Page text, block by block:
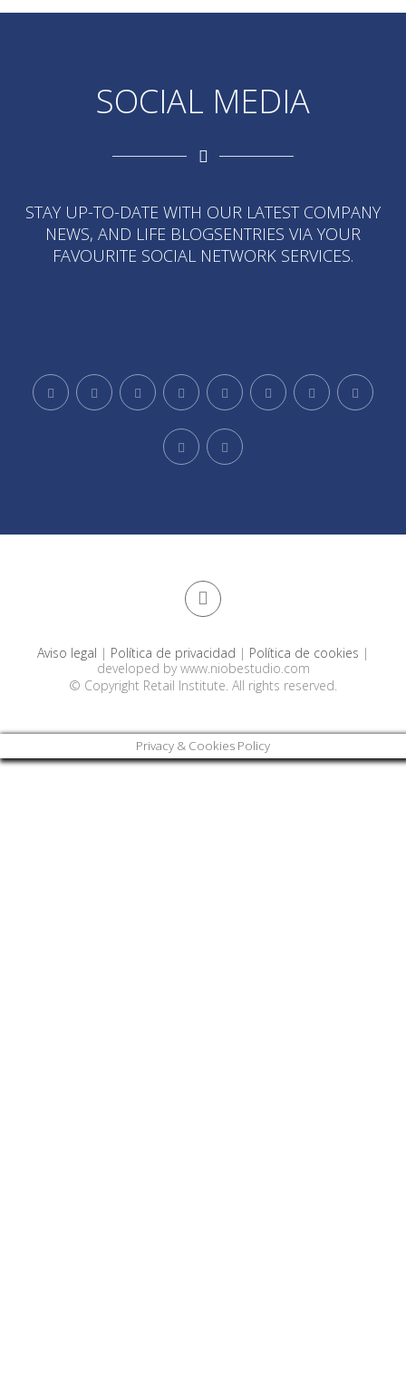
SOCIAL MEDIA
STAY UP-TO-DATE WITH OUR LATEST COMPANY
NEWS, AND LIFE BLOGSENTRIES VIA YOUR
FAVOURITE SOCIAL NETWORK SERVICES.
Aviso legal | Política de privacidad | Política de cookies |
developed bywww.niobestudio.com
© Copyright Retail Institute. All rights reserved.
Privacy & Cookies Policy